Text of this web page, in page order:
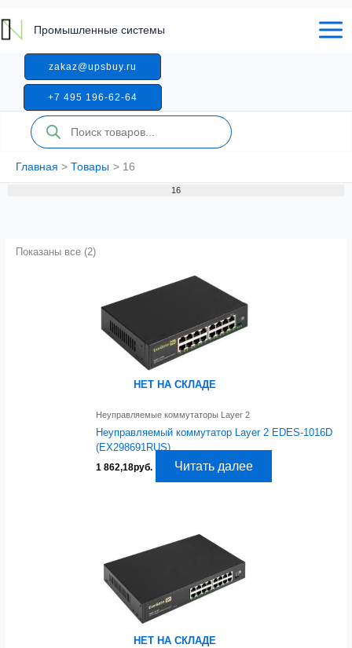
к
содержимому
Промышленные системы
zakaz@upsbuy.ru
+7 495 196-62-64
Поиск
товаров
Главная Товары 16
16
Показаны все (2)
НЕТ НА СКЛАДЕ
Неуправляемые коммутаторы Layer 2
Неуправляемый коммутатор Layer 2 EDES-1016D
(EX298691RUS)
1 862,18руб. Читать далее
НЕТ НА СКЛАДЕ